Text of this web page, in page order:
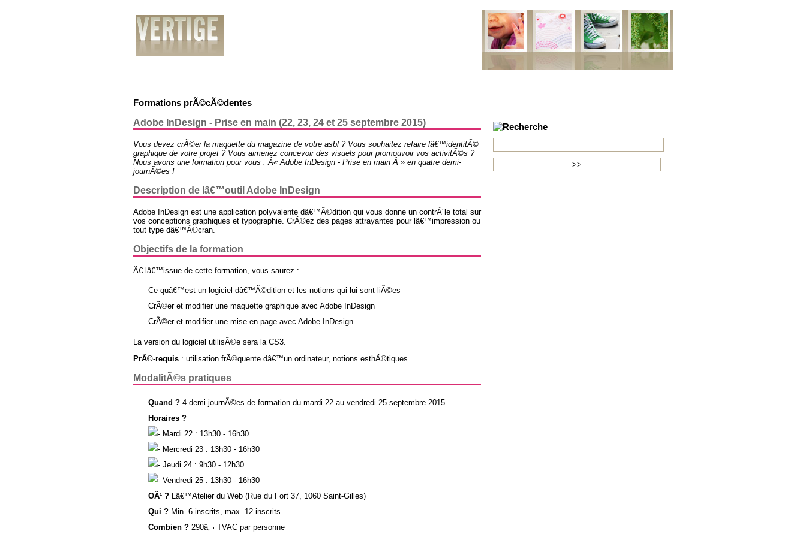
Formations prÃ©cÃ©dentes
Adobe InDesign - Prise en main (22, 23, 24 et 25 septembre 2015)
Vous devez crÃ©er la maquette du magazine de votre asbl ? Vous souhaitez refaire lâ€™identitÃ©
graphique de votre projet ? Vous aimeriez concevoir des visuels pour promouvoir vos activitÃ©s ?
Nous avons une formation pour vous : Â« Adobe InDesign - Prise en main Â » en quatre demi-
journÃ©es !
Description de lâ€™outil Adobe InDesign
Adobe InDesign est une application polyvalente dâ€™Ã©dition qui vous donne un contrÃ´le total sur
vos conceptions graphiques et typographie. CrÃ©ez des pages attrayantes pour lâ€™impression ou
tout type dâ€™Ã©cran.
Objectifs de la formation
Ã€ lâ€™issue de cette formation, vous saurez :
Ce quâ€™est un logiciel dâ€™Ã©dition et les notions qui lui sont liÃ©es
CrÃ©er et modifier une maquette graphique avec Adobe InDesign
CrÃ©er et modifier une mise en page avec Adobe InDesign
La version du logiciel utilisÃ©e sera la CS3.
PrÃ©-requis : utilisation frÃ©quente dâ€™un ordinateur, notions esthÃ©tiques.
ModalitÃ©s pratiques
Quand ? 4 demi-journÃ©es de formation du mardi 22 au vendredi 25 septembre 2015.
Horaires ?
Mardi 22 : 13h30 - 16h30
Mercredi 23 : 13h30 - 16h30
Jeudi 24 : 9h30 - 12h30
Vendredi 25 : 13h30 - 16h30
OÃ¹ ? Lâ€™Atelier du Web (Rue du Fort 37, 1060 Saint-Gilles)
Qui ? Min. 6 inscrits, max. 12 inscrits
Combien ? 290â‚¬ TVAC par personne